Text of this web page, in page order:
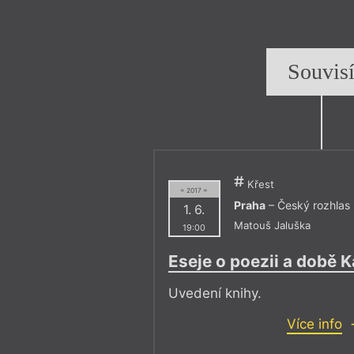
Souvisí
= 2017 =
1. 6.
19:00
Křest
Praha – Český rozhlas
Matouš Jaluška
Eseje o poezii a době
Uvedení knihy.
Více info